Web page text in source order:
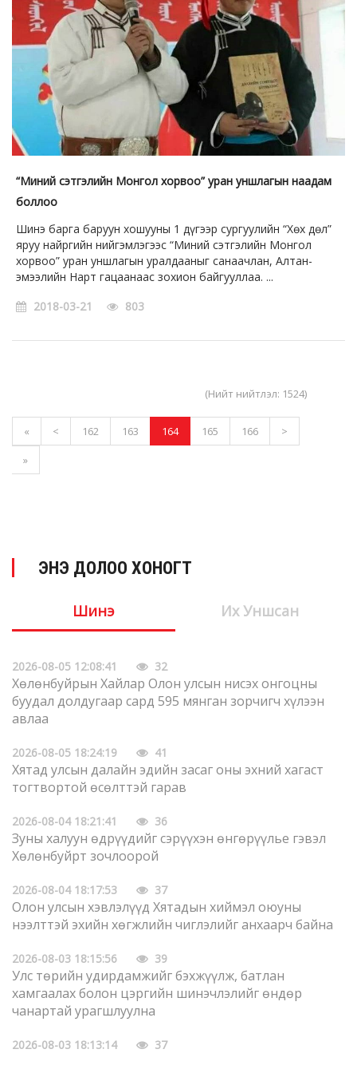
“Миний сэтгэлийн Монгол хорвоо” уран уншлагын наадам
боллоо
Шинэ барга баруун хошууны 1 дүгээр сургуулийн “Хөх дөл”
яруу найргийн нийгэмлэгээс “Миний сэтгэлийн Монгол
хорвоо” уран уншлагын уралдааныг санаачлан, Алтан-
эмээлийн Нарт гацаанаас зохион байгууллаа. ...
2018-03-21
803
(Нийт нийтлэл: 1524)
« < 162 163 164 165 166
>
»
ЭНЭ ДОЛОО ХОНОГТ
Шинэ Их Уншсан
2026-08-05 12:08:41 32
Хөлөнбуйрын Хайлар Олон улсын нисэх онгоцны
буудал долдугаар сард 595 мянган зорчигч хүлээн
авлаа
2026-08-05 18:24:19 41
Хятад улсын далайн эдийн засаг оны эхний хагаст
тогтвортой өсөлттэй гарав
2026-08-04 18:21:41 36
Зуны халуун өдрүүдийг сэрүүхэн өнгөрүүлье гэвэл
Хөлөнбуйрт зочлоорой
2026-08-04 18:17:53 37
Олон улсын хэвлэлүүд Хятадын хиймэл оюуны
нээлттэй эхийн хөгжлийн чиглэлийг анхаарч байна
2026-08-03 18:15:56 39
Улс төрийн удирдамжийг бэхжүүлж, батлан
хамгаалах болон цэргийн шинэчлэлийг өндөр
чанартай урагшлуулна
2026-08-03 18:13:14 37